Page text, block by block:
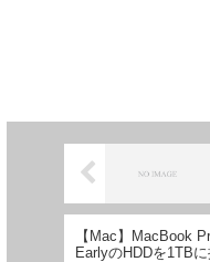
【Mac】MacBook
EarlyのHDDを1TBに